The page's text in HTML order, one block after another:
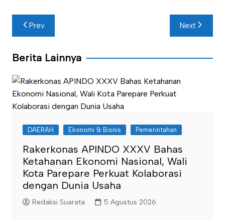
Navigasi
pos
Prev Next
Berita Lainnya
DAERAH Ekonomi & Bisnis Pemerintahan
Rakerkonas APINDO XXXV Bahas
Ketahanan Ekonomi Nasional, Wali
Kota Parepare Perkuat Kolaborasi
dengan Dunia Usaha
Redaksi Suarata 5 Agustus 2026